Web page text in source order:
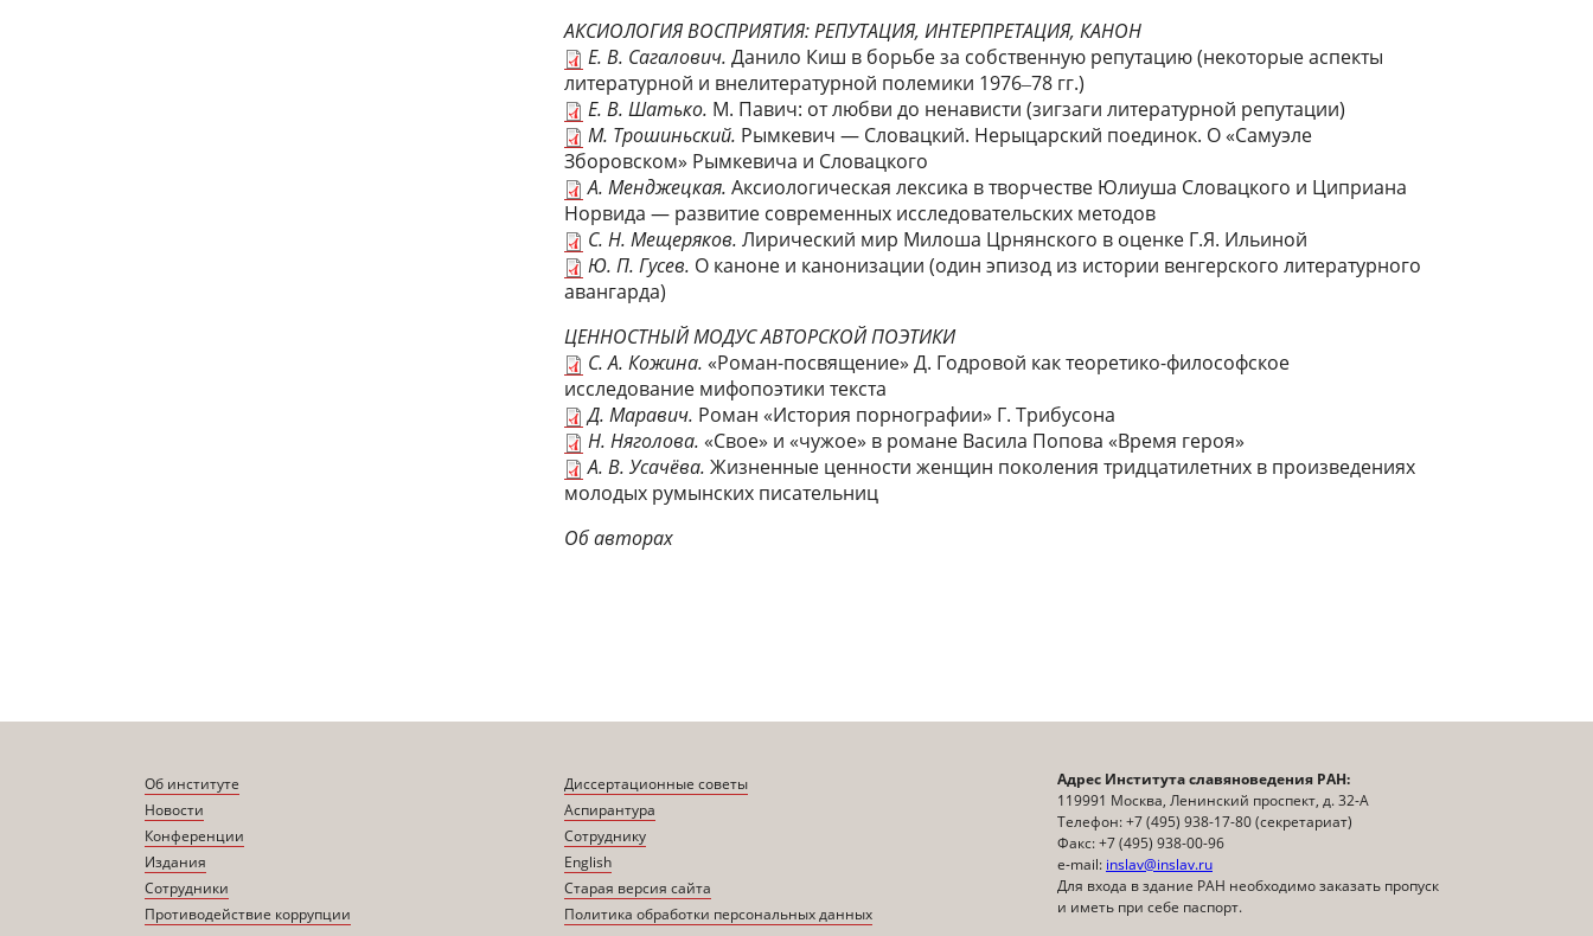
АКСИОЛОГИЯ ВОСПРИЯТИЯ: РЕПУТАЦИЯ, ИНТЕРПРЕТАЦИЯ, КАНОН
Е. В. Сагалович. Данило Киш в борьбе за собственную репутацию (некоторые аспекты
литературной и внелитературной полемики 1976‒78 гг.)
Е. В. Шатько. М. Павич: от любви до ненависти (зигзаги литературной репутации)
М. Трошиньский. Рымкевич — Словацкий. Нерыцарский поединок. О «Самуэле
Зборовском» Рымкевича и Словацкого
А. Менджецкая. Аксиологическая лексика в творчестве Юлиуша Словацкого и Циприана
Норвида — развитие современных исследовательских методов
С. Н. Мещеряков. Лирический мир Милоша Црнянского в оценке Г.Я. Ильиной
Ю. П. Гусев. О каноне и канонизации (один эпизод из истории венгерского литературного
авангарда)
ЦЕННОСТНЫЙ МОДУС АВТОРСКОЙ ПОЭТИКИ
С. А. Кожина. «Роман-посвящение» Д. Годровой как теоретико-философское
исследование мифопоэтики текста
Д. Маравич. Роман «История порнографии» Г. Трибусона
Н. Няголова. «Свое» и «чужое» в романе Васила Попова «Время героя»
А. В. Усачёва. Жизненные ценности женщин поколения тридцатилетних в произведениях
молодых румынских писательниц
Об авторах
Об институте
Новости
Конференции
Издания
Сотрудники
Противодействие коррупции
Диссертационные советы
Аспирантура
Сотруднику
English
Старая версия сайта
Политика обработки персональных данных
Адрес Института славяноведения РАН:
119991 Москва, Ленинский проспект, д. 32-А
Телефон: +7 (495) 938-17-80 (секретариат)
Факс: +7 (495) 938-00-96
e-mail: inslav@inslav.ru
Для входа в здание РАН необходимо заказать пропуск
и иметь при себе паспорт.